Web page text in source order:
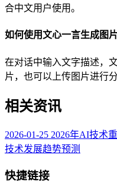
合中文用户使用。
如何使用文心一言生成图片
在对话中输入文字描述，
片，也可以上传图片进行分
相关资讯
2026-01-25 2026年AI技术
技术发展趋势预测
快捷链接